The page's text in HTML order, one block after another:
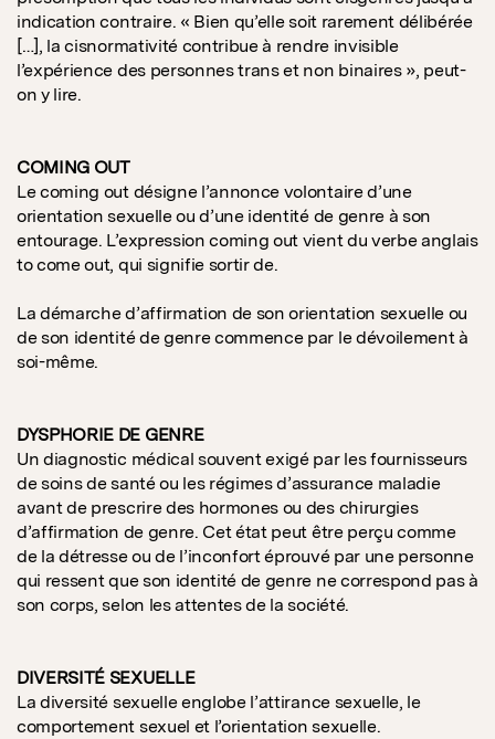
indication contraire. « Bien qu’elle soit rarement délibérée
[…], la cisnormativité contribue à rendre invisible
l’expérience des personnes trans et non binaires », peut-
on y lire.
COMING OUT
Le coming out désigne l’annonce volontaire d’une
orientation sexuelle ou d’une identité de genre à son
entourage. L’expression coming out vient du verbe anglais
to come out, qui signifie sortir de.
La démarche d’affirmation de son orientation sexuelle ou
de son identité de genre commence par le dévoilement à
soi-même.
DYSPHORIE DE GENRE
Un diagnostic médical souvent exigé par les fournisseurs
de soins de santé ou les régimes d’assurance maladie
avant de prescrire des hormones ou des chirurgies
d’affirmation de genre. Cet état peut être perçu comme
de la détresse ou de l’inconfort éprouvé par une personne
qui ressent que son identité de genre ne correspond pas à
son corps, selon les attentes de la société.
DIVERSITÉ SEXUELLE
La diversité sexuelle englobe l’attirance sexuelle, le
comportement sexuel et l’orientation sexuelle.